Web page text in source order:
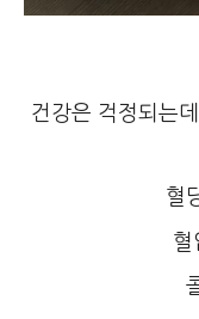
건강은 걱정되는
혈
혈